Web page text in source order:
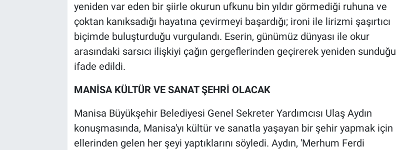
yeniden var eden bir şiirle okurun ufkunu bin yıldır görmediği ruhuna ve
çoktan kanıksadığı hayatına çevirmeyi başardığı; ironi ile lirizmi şaşırtıcı
biçimde buluşturduğu vurgulandı. Eserin, günümüz dünyası ile okur
arasındaki sarsıcı ilişkiyi çağın gergeflerinden geçirerek yeniden sunduğu
ifade edildi.
MANİSA KÜLTÜR VE SANAT ŞEHRİ OLACAK
Manisa Büyükşehir Belediyesi Genel Sekreter Yardımcısı Ulaş Aydın
konuşmasında, Manisa'yı kültür ve sanatla yaşayan bir şehir yapmak için
ellerinden gelen her şeyi yaptıklarını söyledi. Aydın, 'Merhum Ferdi